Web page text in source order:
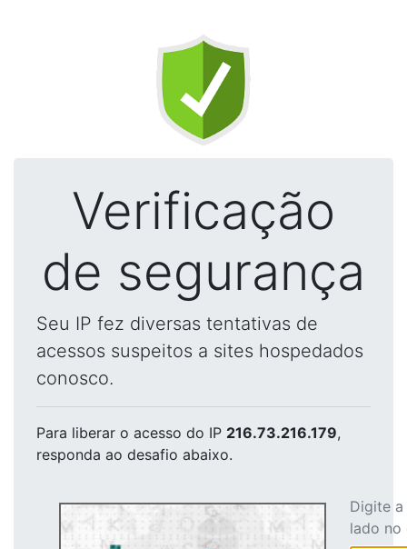
Verificação
de segurança
Seu IP fez diversas tentativas de
acessos suspeitos a sites hospedados
conosco.
Para liberar o acesso do IP 216.73.216.179,
responda ao desafio abaixo.
Digite
lado no